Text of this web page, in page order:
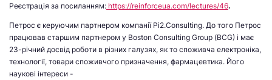
Реєстрація за посиланням: https://reinforceua.com/lectures/46.
Петрос є керуючим партнером компанії Pi2.Consulting. До того Петрос
працював старшим партнером у Boston Consulting Group (BCG) і має
23-річний досвід роботи в різних галузях, як то споживча електроніка,
технології, товари споживчого призначення, фармацевтика. Його
наукові інтереси -